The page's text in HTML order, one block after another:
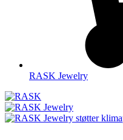
RASK Jewelry